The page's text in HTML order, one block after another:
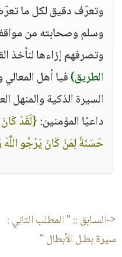
وتعرّف دقيق لكل ما
وسلم وصحابته من
وتصرفهم إزاءها لنأخذ
الطريق)فيا أهل
السيرة الذكية والمنهل
داعيًا المؤمنين:{لَقَدْ
حَسَنَةٌ لِمَنْ كَانَ يَرْجُو اللَّهَ
<-السـابق ::" المطلب الثاني :
سيرة بطـل الأبطال "